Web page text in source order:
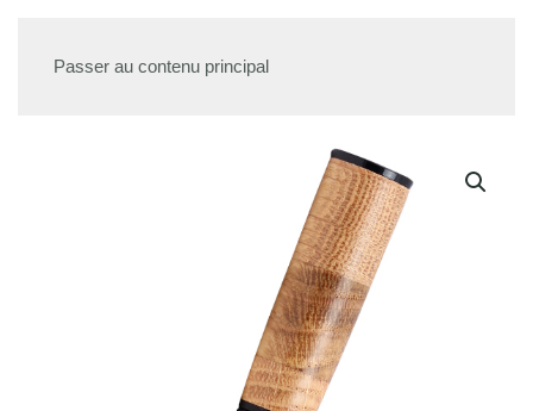
Passer au contenu principal